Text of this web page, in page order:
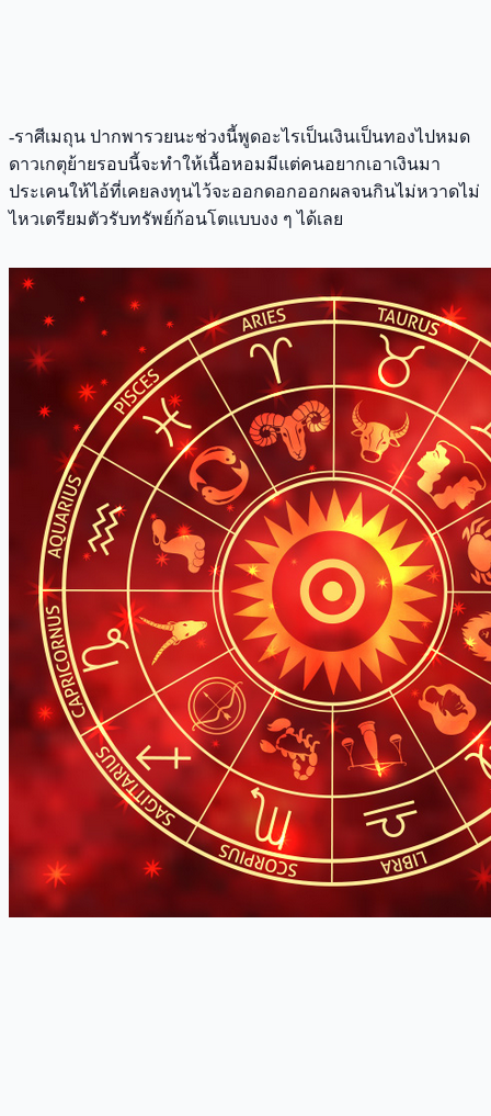
-ราศีเมถุน ปากพารวยนะช่วงนี้พูดอะไรเป็นเงินเป็นทองไปหมด
ดาวเกตุย้ายรอบนี้จะทำให้เนื้อหอมมีแต่คนอยากเอาเงินมา
ประเคนให้ไอ้ที่เคยลงทุนไว้จะออกดอกออกผลจนกินไม่หวาดไม่
ไหวเตรียมตัวรับทรัพย์ก้อนโตแบบงง ๆ ได้เลย